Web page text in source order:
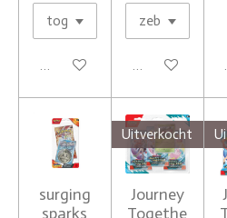
In winkelwagen Houd mij op de
surging
sparks
Uitverkocht
Journey
Togethe